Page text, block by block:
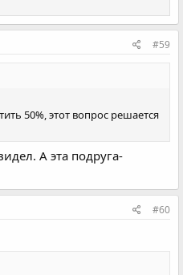
#59
50%, этот вопрос решается
А эта подруга-
#60